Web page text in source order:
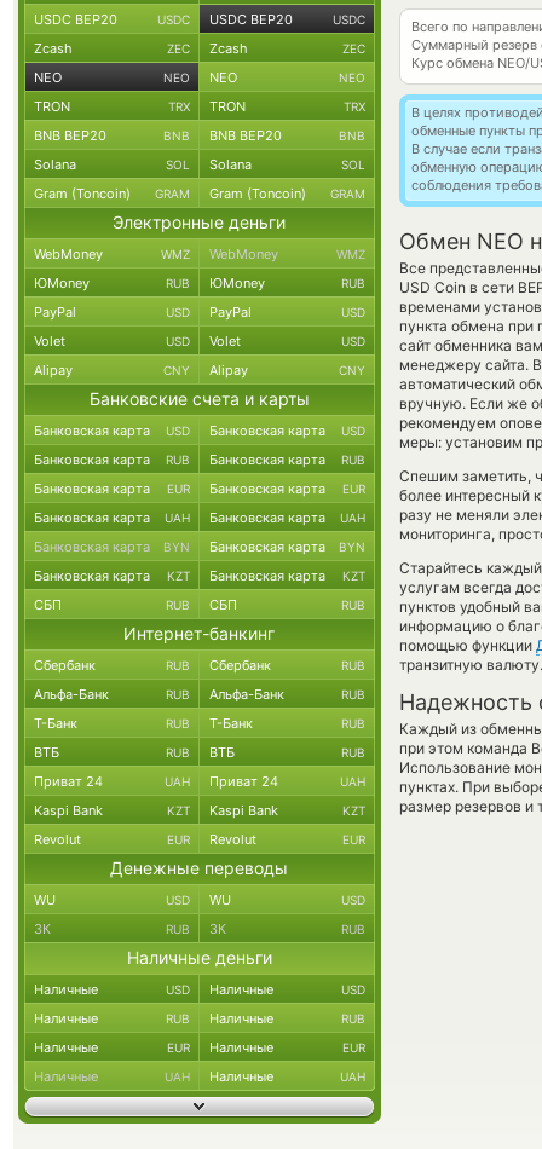
Всего по
Суммарный резерв
Курс обмена NEO/
В целях
обменные пункты
В случае если
обменную
соблюдения
Обмен NEO
Все
USD Coin в сети
временами
пункта обмена при
сайт обменника
менеджеру сайта.
автоматический
вручную. Если же
рекомендуем
меры: установим
Спешим заметить,
более интересный
разу не меняли
мониторинга,
Старайтесь
услугам всегда
пунктов удобный
информацию о
помощью функции
транзитную валюту.
Надежность
Каждый из
при этом команда
Использование
пунктах. При
размер резервов и
USDC BEP20 USDC USDC BEP20 USDC
Zcash ZEC Zcash ZEC
NEO NEO NEO NEO
TRON TRX TRON TRX
BNB BEP20 BNB BNB BEP20 BNB
Solana SOL Solana SOL
Gram (Toncoin) GRAM Gram (Toncoin) GRAM
Электронные деньги
WebMoney WMZ WebMoney WMZ
ЮMoney RUB ЮMoney RUB
PayPal USD PayPal USD
Volet USD Volet USD
Alipay CNY Alipay CNY
Банковские счета и карты
Банковская карта USD Банковская карта USD
Банковская карта RUB Банковская карта RUB
Банковская карта EUR Банковская карта EUR
Банковская карта UAH Банковская карта UAH
Банковская карта BYN Банковская карта BYN
Банковская карта KZT Банковская карта KZT
СБП RUB СБП RUB
Интернет-банкинг
Сбербанк RUB Сбербанк RUB
Альфа-Банк RUB Альфа-Банк RUB
Т-Банк RUB Т-Банк RUB
ВТБ RUB ВТБ RUB
Приват 24 UAH Приват 24 UAH
Kaspi Bank KZT Kaspi Bank KZT
Revolut EUR Revolut EUR
Денежные переводы
WU USD WU USD
ЗК RUB ЗК RUB
Наличные деньги
Наличные USD Наличные USD
Наличные RUB Наличные RUB
Наличные EUR Наличные EUR
Наличные UAH Наличные UAH